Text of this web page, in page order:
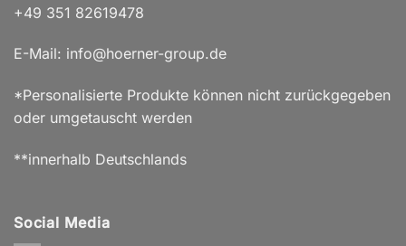
+49 351 82619478
E-Mail: info@hoerner-group.de
*Personalisierte Produkte können nicht zurückgegeben
oder umgetauscht werden
**innerhalb Deutschlands
Social Media